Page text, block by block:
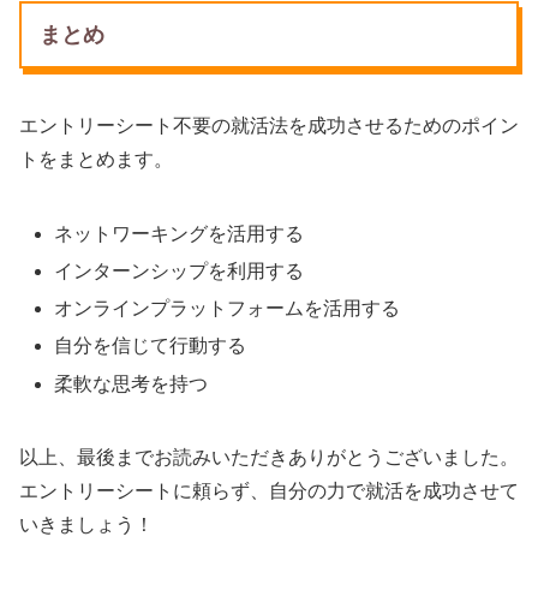
まとめ
エントリーシート不要の就活法を成功させるためのポイン
トをまとめます。
ネットワーキングを活用する
インターンシップを利用する
オンラインプラットフォームを活用する
自分を信じて行動する
柔軟な思考を持つ
以上、最後までお読みいただきありがとうございました。
エントリーシートに頼らず、自分の力で就活を成功させて
いきましょう！